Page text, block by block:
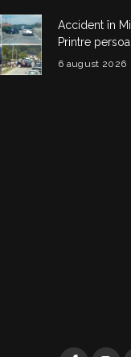
Accident în
Printre
și doi copii
6 august 2026